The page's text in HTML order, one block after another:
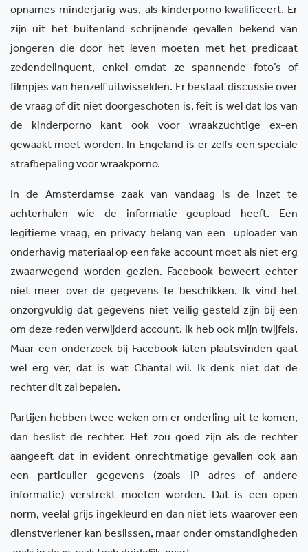
opnames minderjarig was, als kinderporno kwalificeert. Er
zijn uit het buitenland schrijnende gevallen bekend van
jongeren die door het leven moeten met het predicaat
zedendelinquent, enkel omdat ze spannende foto’s of
filmpjes van henzelf uitwisselden. Er bestaat discussie over
de vraag of dit niet doorgeschoten is, feit is wel dat los van
de kinderporno kant ook voor wraakzuchtige ex-en
gewaakt moet worden. In Engeland is er zelfs een speciale
strafbepaling voor wraakporno.
In de Amsterdamse zaak van vandaag is de inzet te
achterhalen wie de informatie geupload heeft. Een
legitieme vraag, en privacy belang van een
uploader van
onderhavig materiaal op een fake account moet als niet erg
zwaarwegend worden gezien. Facebook beweert echter
niet meer over de gegevens te beschikken. Ik vind het
onzorgvuldig dat gegevens niet veilig gesteld zijn bij een
om deze reden verwijderd account. Ik heb ook mijn twijfels.
Maar een onderzoek bij Facebook laten plaatsvinden gaat
wel erg ver, dat is wat Chantal wil. Ik denk niet dat de
rechter dit zal bepalen.
Partijen hebben twee weken om er onderling uit te komen,
dan beslist de rechter. Het zou goed zijn als de rechter
aangeeft dat in evident onrechtmatige gevallen ook aan
een particulier gegevens (zoals IP adres of andere
informatie) verstrekt moeten worden. Dat is een open
norm, veelal grijs ingekleurd en dan niet iets waarover een
dienstverlener kan beslissen, maar onder omstandigheden